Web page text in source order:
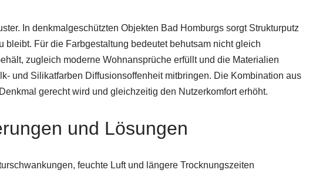
In denkmalgeschützten Objekten Bad Homburgs sorgt Strukturputz
Für die Farbgestaltung bedeutet behutsam nicht gleich
zugleich moderne Wohnansprüche erfüllt und die Materialien
und Silikatfarben Diffusionsoffenheit mitbringen. Die Kombination aus
gerecht wird und gleichzeitig den Nutzerkomfort erhöht.
und Lösungen
feuchte Luft und längere Trocknungszeiten